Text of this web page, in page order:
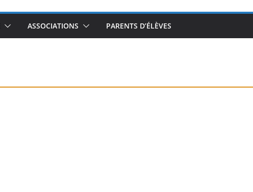
ASSOCIATIONS PARENTS D’ÉLÈVES